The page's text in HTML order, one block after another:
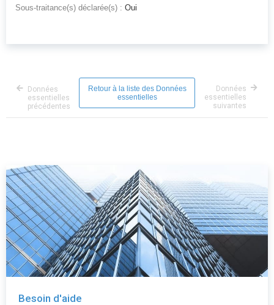
Sous-traitance(s) déclarée(s) : Oui
Données
essentielles
précédentes
Retour à la liste des Données
essentielles
Données
essentielles
suivantes
Besoin d'aide